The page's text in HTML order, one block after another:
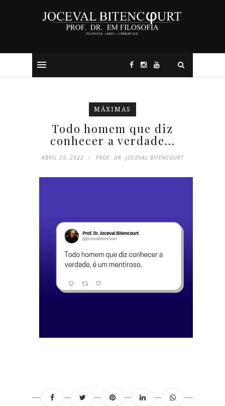
MÁXIMAS
Todo homem que diz
conhecer a verdade...
ABRIL 25, 2022 PROF. DR. JOCEVAL BITENCOURT